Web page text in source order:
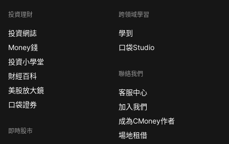
投資理財
投資網誌
Money錢
投資小學堂
財經百科
美股放大鏡
口袋證券
即時股市
跨領域學習
學到
口袋Studio
聯絡我們
客服中心
加入我們
成為CMoney作者
場地租借